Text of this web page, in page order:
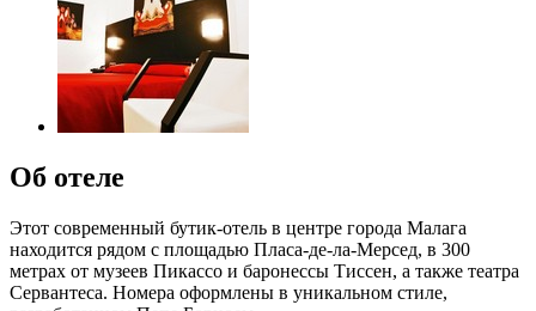
Об отеле
Этот современный бутик-отель в центре города Малага
находится рядом с площадью Пласа-де-ла-Мерсед, в 300
метрах от музеев Пикассо и баронессы Тиссен, а также театра
Сервантеса. Номера оформлены в уникальном стиле,